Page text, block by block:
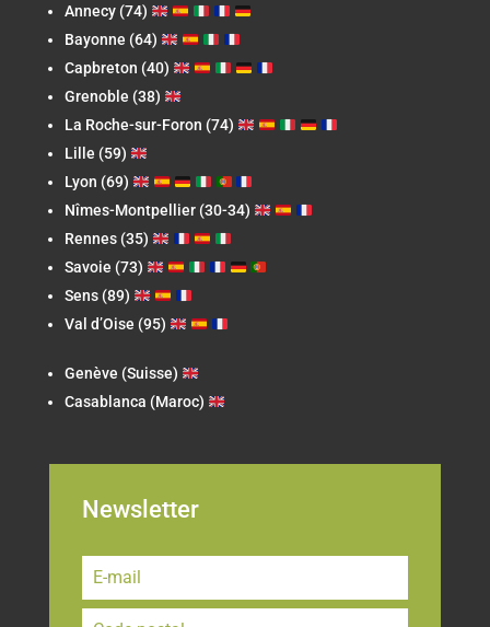
Annecy (74)
Bayonne (64)
Capbreton (40)
Grenoble (38)
La Roche-sur-Foron (74)
Lille (59)
Lyon (69)
Nîmes-Montpellier (30-34)
Rennes (35)
Savoie (73)
Sens (89)
Val d’Oise (95)
Genève (Suisse)
Casablanca (Maroc)
Newsletter